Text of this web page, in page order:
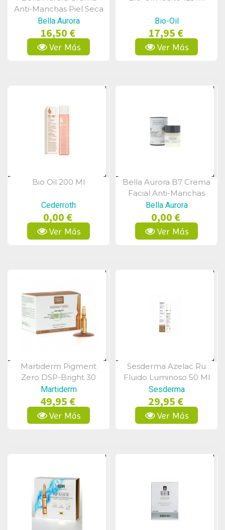
Anti-Manchas Piel Seca
Doble Fuerza 30 Ml
Bella Aurora
16,50 €
Ver Más
Bio-Oil
17,95 €
Ver Más
Vista Rápida
Bio Oil 200 Ml
Cederroth
0,00 €
Ver Más
Vista Rápida
Bella Aurora B7 Crema
Facial Anti-Manchas
Pieles Sensibles Spf20
50 Ml
Bella Aurora
0,00 €
Ver Más
Vista Rápida
Martiderm Pigment
Zero DSP-Bright 30
Ampollas
Martiderm
49,95 €
Ver Más
Vista Rápida
Sesderma Azelac Ru
Fluido Luminoso 50 Ml
Sesderma
29,95 €
Ver Más